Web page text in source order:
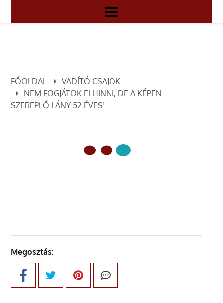
FŐOLDAL
VADÍTÓ CSAJOK
NEM FOGJÁTOK ELHINNI, DE A KÉPEN
SZEREPLŐ LÁNY 52 ÉVES!
Megosztás: